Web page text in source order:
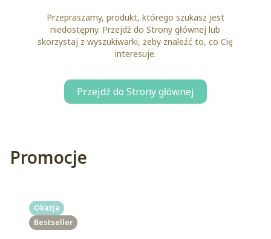
Przepraszamy, produkt, którego szukasz jest
niedostępny. Przejdź do Strony głównej lub
skorzystaj z wyszukiwarki, żeby znaleźć to, co Cię
interesuje.
Przejdź do Strony głównej
Promocje
Okazja
Bestseller